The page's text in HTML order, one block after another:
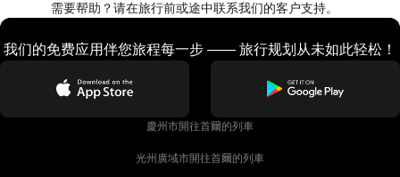
需要帮助？请在旅行前或途中联系我们的客户支持。
我们的免费应用伴您旅程每一步 —— 旅行规划从未如此轻松！
慶州市開往首爾的列車
光州廣域市開往首爾的列車